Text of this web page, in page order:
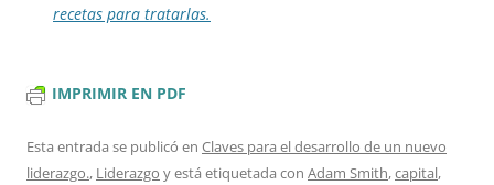
recetas para tratarlas.
IMPRIMIR EN PDF
Esta entrada se publicó en Claves para el desarrollo de un nuevo
liderazgo., Liderazgo y está etiquetada con Adam Smith,capital,